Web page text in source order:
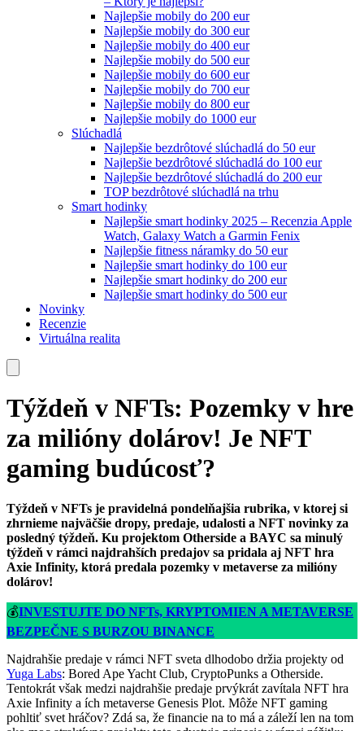
Najlepšie mobily do 200 eur
Najlepšie mobily do 300 eur
Najlepšie mobily do 400 eur
Najlepšie mobily do 500 eur
Najlepšie mobily do 600 eur
Najlepšie mobily do 700 eur
Najlepšie mobily do 800 eur
Najlepšie mobily do 1000 eur
Slúchadlá
Najlepšie bezdrôtové slúchadlá do 50 eur
Najlepšie bezdrôtové slúchadlá do 100 eur
Najlepšie bezdrôtové slúchadlá do 200 eur
TOP bezdrôtové slúchadlá na trhu
Smart hodinky
Najlepšie smart hodinky 2025 – Recenzia Apple
Watch, Galaxy Watch a Garmin Fenix
Najlepšie fitness náramky do 50 eur
Najlepšie smart hodinky do 100 eur
Najlepšie smart hodinky do 200 eur
Najlepšie smart hodinky do 500 eur
Novinky
Recenzie
Virtuálna realita
Týždeň v NFTs: Pozemky v hre
za milióny dolárov! Je NFT
gaming budúcosť?
Týždeň v NFTs je pravidelná pondelňajšia rubrika, v ktorej si
zhrnieme najväčšie dropy, predaje, udalosti a NFT novinky za
posledný týždeň. Ku projektom Otherside a BAYC sa minulý
týždeň v rámci najdrahších predajov sa pridala aj NFT hra
Axie Infinity, ktorá predala pozemky v metaverse za milióny
dolárov!
💰INVESTUJTE DO NFTs, KRYPTOMIEN A METAVERSE
BEZPEČNE S BURZOU BINANCE
Najdrahšie predaje v rámci NFT sveta dlhodobo držia projekty od
Yuga Labs: Bored Ape Yacht Club, CryptoPunks a Otherside.
Tentokrát však medzi najdrahšie predaje prvýkrát zavítala NFT hra
Axie Infinity a ích metaverse Genesis Plot. Môže NFT gaming
pohltiť svet hráčov? Zdá sa, že financie na to má a záleží len na tom